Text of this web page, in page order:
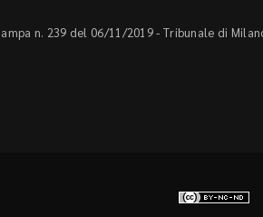
n. 239 del 06/11/2019 - Tribunale di